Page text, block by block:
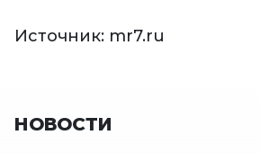
Источник: mr7.ru
НОВОСТИ